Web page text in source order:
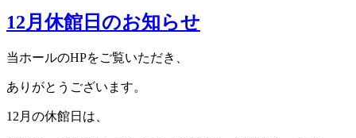
12月休館日のお知らせ
当ホールのHPをご覧いただき、
ありがとうございます。
12月の休館日は、